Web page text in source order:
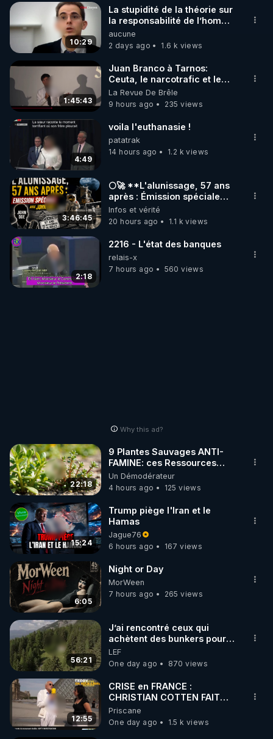
▶ 30 jours gratuit sur l’application de méditation et
de bien-être ENVOL :
Rendez-vous sur https://www.envol.app/code
le code : REGENERE
10:29
La stupidité de la théorie sur
la responsabilité de l’homme
concernant le dioxyde de
carbone.
aucune
2 days ago
1.6 k views
1:45:43
Juan Branco à Tarnos:
Ceuta, le narcotrafic et le
pouvoir en France
La Revue De Brêle
9 hours ago
235 views
4:49
voila l'euthanasie !
patatrak
14 hours ago
1.2 k views
3:46:45
🌕🚀 **L'alunissage, 57 ans
après : Émission spéciale
avec John Doe !** 👨 🚀✨
Infos et vérité
20 hours ago
1.1 k views
2:18
2216 - L'état des banques
relais-x
7 hours ago
560 views
Why this ad?
22:18
9 Plantes Sauvages ANTI-
FAMINE: ces Ressources
JARDIN&des Haies
Un Démodérateur
4 hours ago
125 views
15:24
Trump piège l'Iran et le
Hamas
Jague76
6 hours ago
167 views
6:05
Night or Day
MorWeen
7 hours ago
265 views
56:21
J’ai rencontré ceux qui
achètent des bunkers pour
survivre à la fin du monde
LEF
One day ago
870 views
12:55
CRISE en FRANCE :
CHRISTIAN COTTEN FAIT
une étrange découverte
Priscane
One day ago
1.5 k views